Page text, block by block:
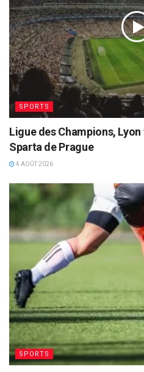
SPORTS
Ligue des Champions,
Sparta de Prague
4 AOÛT 2026
SPORTS